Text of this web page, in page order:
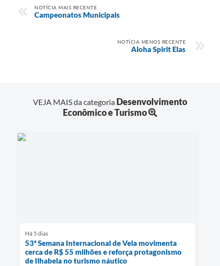
NOTÍCIA MAIS RECENTE
Campeonatos Municipais
NOTÍCIA MENOS RECENTE
Aloha Spirit Elas
VEJA MAIS da categoria Desenvolvimento
Econômico e Turismo
Há 5 dias
53ª Semana Internacional de Vela movimenta
cerca de R$ 55 milhões e reforça protagonismo
de Ilhabela no turismo náutico